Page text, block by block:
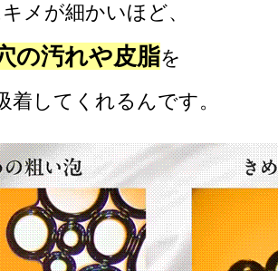
メが細かいほど、
の汚れや皮脂を
着してくれるんです。